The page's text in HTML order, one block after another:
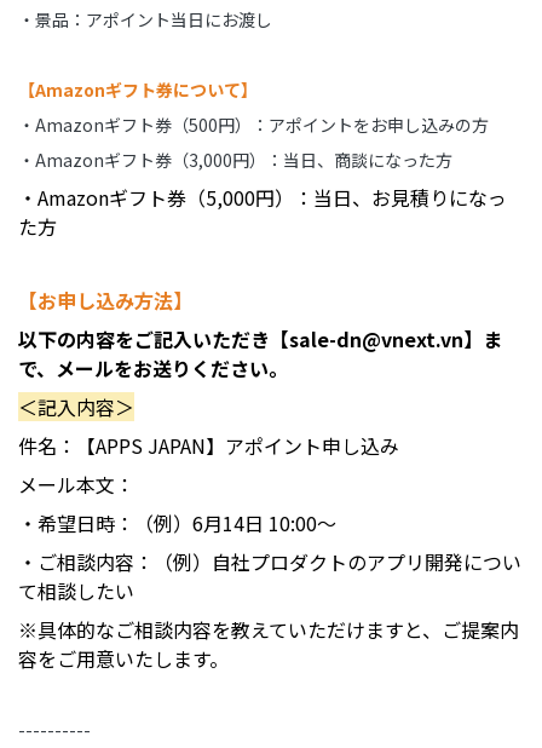
・景品：アポイント当日にお渡し
【Amazonギフト券について】
・Amazonギフト券（500円）：アポイントをお申し込みの方
・Amazonギフト券（3,000円）：当日、商談になった方
・Amazonギフト券（5,000円）：当日、お見積りになっ
た方
【お申し込み方法】
以下の内容をご記入いただき【sale-dn@vnext.vn】ま
で、メールをお送りください。
＜記入内容＞
件名：【APPS JAPAN】アポイント申し込み
メール本文：
・希望日時：（例）6月14日 10:00〜
・ご相談内容：（例）自社プロダクトのアプリ開発につい
て相談したい
※具体的なご相談内容を教えていただけますと、ご提案内
容をご用意いたします。
----------